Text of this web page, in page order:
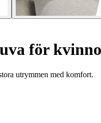
för
utrymmen med komfort.